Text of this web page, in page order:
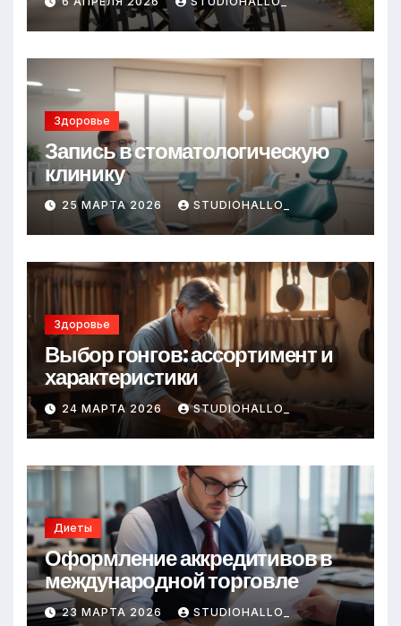
Здоровье
Запись в стоматологическую
клинику
25 МАРТА 2026 STUDIOHALLO_
Здоровье
Выбор гонгов: ассортимент и
характеристики
24 МАРТА 2026 STUDIOHALLO_
Диеты
Оформление аккредитивов в
международной торговле
23 МАРТА 2026 STUDIOHALLO_